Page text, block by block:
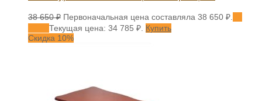
38 650₽ Первоначальная цена составляла 38 650 ₽.
Текущая цена: 34 785 ₽. Купить
Скидка 10%